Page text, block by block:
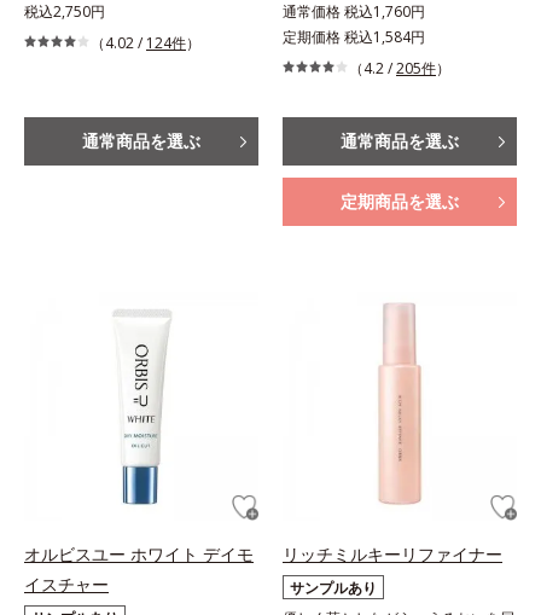
税込2,750円
（4.02 / 124件）
通常商品を選ぶ
通常価格 税込1,760円
定期価格 税込1,584円
（4.2 /205件）
通常商品を選ぶ
定期商品を選ぶ
オルビスユー ホワイト デイモ
イスチャー
リッチミルキーリファイナー
サンプルあり